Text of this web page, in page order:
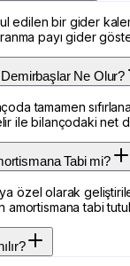
bir gider
payı gider
Ne Olur?
tamamen
ile bilançodaki
Tabi mi?
özel olarak
amortismana tabi